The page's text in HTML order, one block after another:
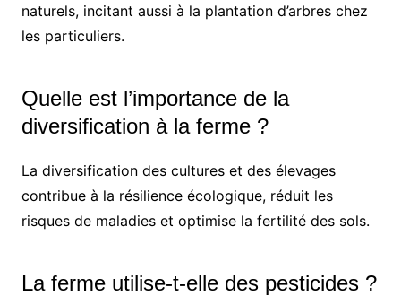
naturels, incitant aussi à la plantation d’arbres chez
les particuliers.
Quelle est l’importance de la
diversification à la ferme ?
La diversification des cultures et des élevages
contribue à la résilience écologique, réduit les
risques de maladies et optimise la fertilité des sols.
La ferme utilise-t-elle des pesticides ?